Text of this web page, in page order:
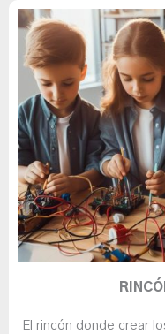
El rincón donde crear